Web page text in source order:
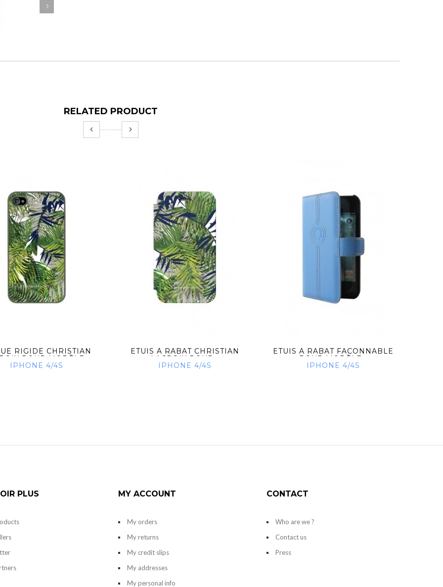
RELATED PRODUCT
RIGIDE CHRISTIAN
POUR MODÈLE...
IPHONE 4/4S
ETUIS À RABAT CHRISTIAN
LACROIX POUR...
IPHONE 4/4S
ETUIS À RABAT FACONNABLE
POUR MODÈLE...
IPHONE 4/4S
PLUS MY ACCOUNT
My orders
My returns
My credit slips
My addresses
My personal info
CONTACT
Who are we ?
Contact us
Press